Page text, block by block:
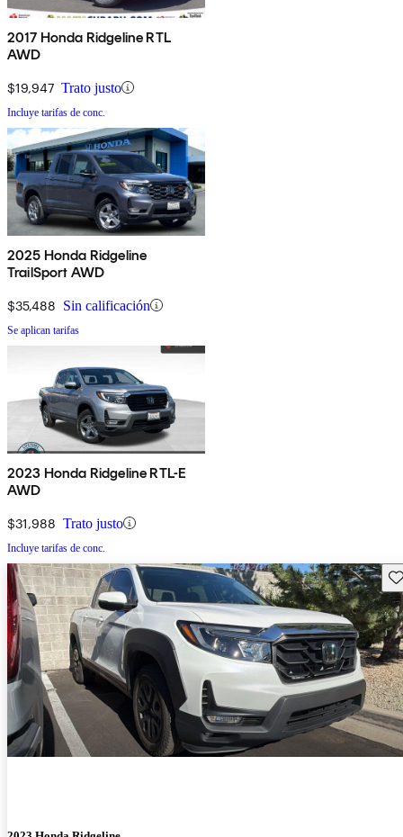
2017 Honda Ridgeline RTL
AWD
$19,947 Trato justo
Incluye tarifas de conc.
2025 Honda Ridgeline
TrailSport AWD
$35,488 Sin calificación
Se aplican tarifas
2023 Honda Ridgeline RTL-E
AWD
$31,988 Trato justo
Incluye tarifas de conc.